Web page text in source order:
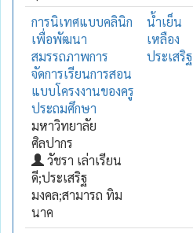
การนิเทศแบบคลินิก
เพื่อพัฒนา
สมรรถภาพการ
จัดการเรียนการสอน
แบบโครงงานของครู
ประถมศึกษา
มหาวิทยาลัย
ศิลปากร
วัชรา เล่าเรียน
ดี;ประเสริฐ
มงคล;สามารถ ทิม
นาค
น้ำเย็น
เหลือง
ประเสริฐ